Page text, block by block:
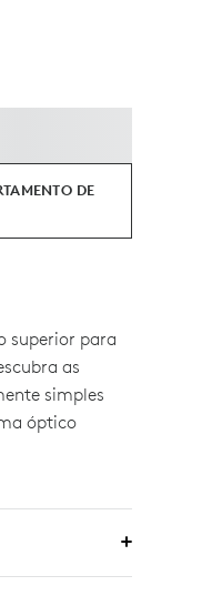
DE
superior para
as
simples
óptico